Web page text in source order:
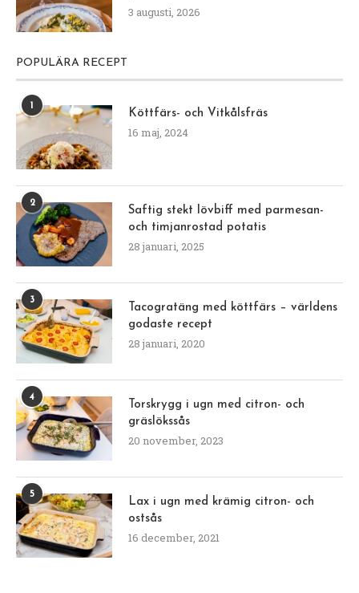
3 augusti, 2026
POPULÄRA RECEPT
Köttfärs- och Vitkålsfräs
16 maj, 2024
2
Saftig stekt lövbiff med parmesan-
och timjanrostad potatis
28 januari, 2025
3
Tacogratäng med köttfärs – världens
godaste recept
28 januari, 2020
4
Torskrygg i ugn med citron- och
gräslökssås
20 november, 2023
5
Lax i ugn med krämig citron- och
ostsås
16 december, 2021